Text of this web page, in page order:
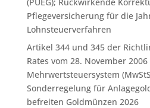
Pflegeversicherung für die
Lohnsteuerverfahren
Artikel 344 und 345 der
Rates vom 28. November
Mehrwertsteuersystem
Sonderregelung für
befreiten Goldmünzen 2026